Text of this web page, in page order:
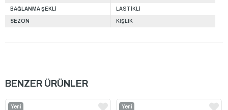
BAĞLANMA ŞEKLİ LASTİKLİ
SEZON KIŞLIK
BENZER ÜRÜNLER
Yeni
Yeni